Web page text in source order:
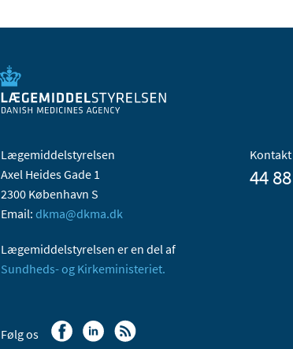
Lægemiddelstyrelsen
Axel Heides Gade 1
2300 København S
Email: dkma@dkma.dk
Lægemiddelstyrelsen er en del af
Sundheds- og Kirkeministeriet.
44
Følg os